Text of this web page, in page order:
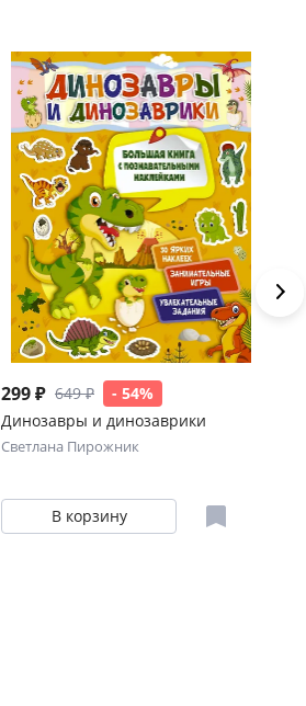
299 ₽ 649 ₽
- 54%
Динозавры и динозаврики
Светлана Пирожник
В корзину